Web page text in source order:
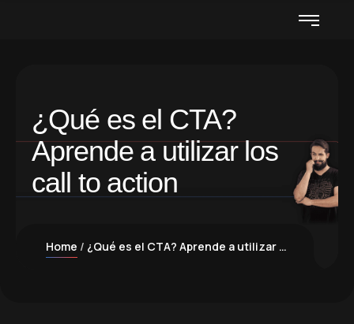
¿Qué es el CTA?
Aprende a utilizar los
call to action
Home ¿Qué es el CTA? Aprende a utilizar los call to action